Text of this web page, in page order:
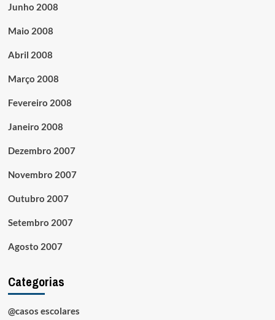
Junho 2008
Maio 2008
Abril 2008
Março 2008
Fevereiro 2008
Janeiro 2008
Dezembro 2007
Novembro 2007
Outubro 2007
Setembro 2007
Agosto 2007
Categorias
@casos escolares